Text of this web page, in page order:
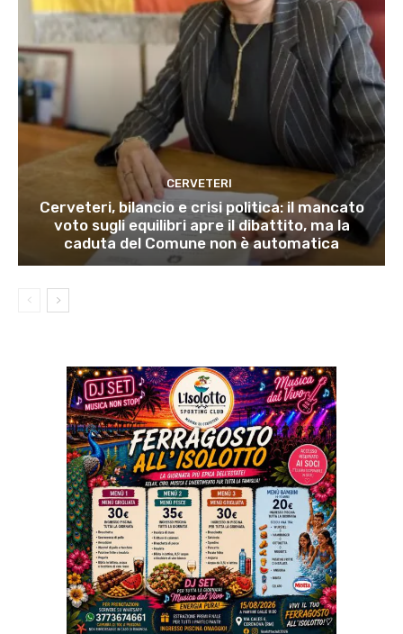
CERVETERI
Cerveteri, bilancio e crisi politica: il mancato
voto sugli equilibri apre il dibattito, ma la
caduta del Comune non è automatica